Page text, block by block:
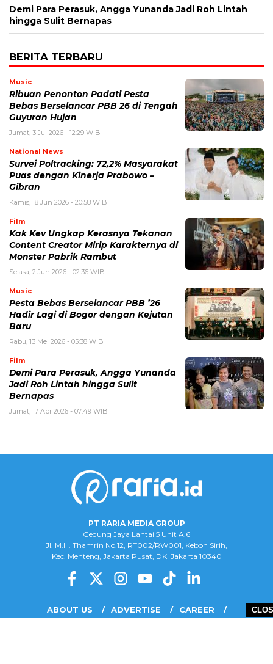
Demi Para Perasuk, Angga Yunanda Jadi Roh Lintah
hingga Sulit Bernapas
BERITA TERBARU
Music
Ribuan Penonton Padati Pesta
Bebas Berselancar PBB 26 di Tengah
Guyuran Hujan
Jumat, 3 Jul 2026 - 12:29 WIB
National News
Survei Poltracking: 72,2% Masyarakat
Puas dengan Kinerja Prabowo –
Gibran
Kamis, 18 Jun 2026 - 20:58 WIB
Film
Kak Kev Ungkap Kerasnya Tekanan
Content Creator Mirip Karakternya di
Monster Pabrik Rambut
Selasa, 2 Jun 2026 - 02:36 WIB
Music
Pesta Bebas Berselancar PBB ’26
Hadir Lagi di Bogor dengan Kejutan
Baru
Rabu, 13 Mei 2026 - 05:38 WIB
Film
Demi Para Perasuk, Angga Yunanda
Jadi Roh Lintah hingga Sulit
Bernapas
Jumat, 17 Apr 2026 - 07:49 WIB
PT RARIA MEDIA GROUP
Gedung Jaya Lantai 5 Unit A.6
Jl. M.H. Thamrin No.12, RT002/RW001, Kebon Sirih,
Kec. Menteng, Jakarta Pusat, DKI Jakarta 10340
ABOUT US ADVERTISE
CAREER